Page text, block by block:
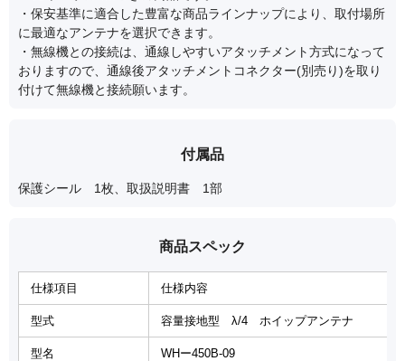
・保安基準に適合した豊富な商品ラインナップにより、取付場所
に最適なアンテナを選択できます。
・無線機との接続は、通線しやすいアタッチメント方式になって
おりますので、通線後アタッチメントコネクター(別売り)を取り
付けて無線機と接続願います。
付属品
保護シール 1枚、取扱説明書 1部
商品スペック
仕様項目 仕様内容
型式 容量接地型 λ/4 ホイップアンテナ
型名 WHー450B-09